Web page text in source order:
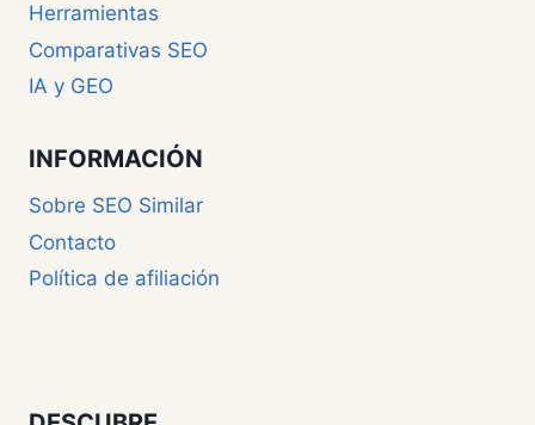
Herramientas
Comparativas SEO
IA y GEO
INFORMACIÓN
Sobre SEO Similar
Contacto
Política de afiliación